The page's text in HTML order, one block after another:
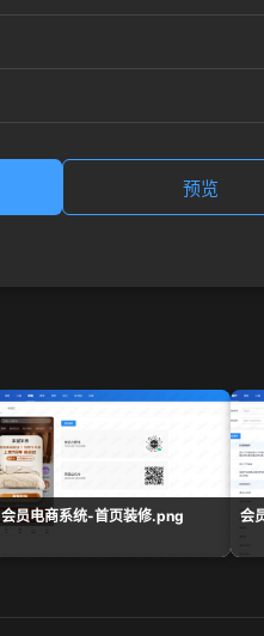
预览
会员电商系统-首页装修.png 会